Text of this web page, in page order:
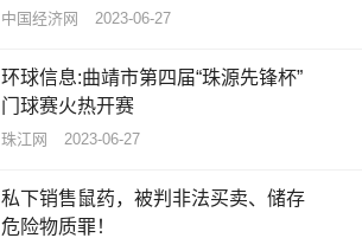
中国经济网 2023-06-27
环球信息:曲靖市第四届“珠源先锋杯”
门球赛火热开赛
珠江网 2023-06-27
私下销售鼠药，被判非法买卖、储存
危险物质罪！